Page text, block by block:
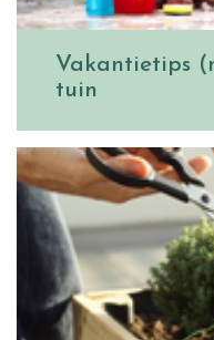
Vakantietips
tuin